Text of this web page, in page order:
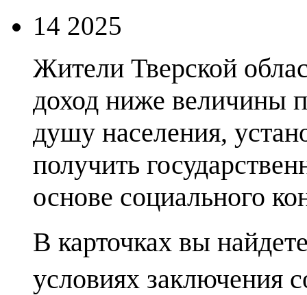
14 2025
Жители Тверской
доход ниже величины
душу населения,
получить
основе социального
В карточках вы
условиях заключения